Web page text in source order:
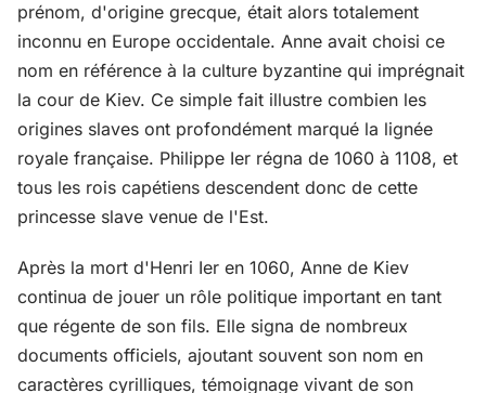
prénom, d'origine grecque, était alors totalement
inconnu en Europe occidentale. Anne avait choisi ce
nom en référence à la culture byzantine qui imprégnait
la cour de Kiev. Ce simple fait illustre combien les
origines slaves ont profondément marqué la lignée
royale française. Philippe Ier régna de 1060 à 1108, et
tous les rois capétiens descendent donc de cette
princesse slave venue de l'Est.
Après la mort d'Henri Ier en 1060, Anne de Kiev
continua de jouer un rôle politique important en tant
que régente de son fils. Elle signa de nombreux
documents officiels, ajoutant souvent son nom en
caractères cyrilliques, témoignage vivant de son